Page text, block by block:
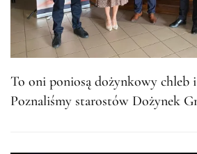
To oni poniosą dożynkowy chleb
Poznaliśmy starostów Dożynek